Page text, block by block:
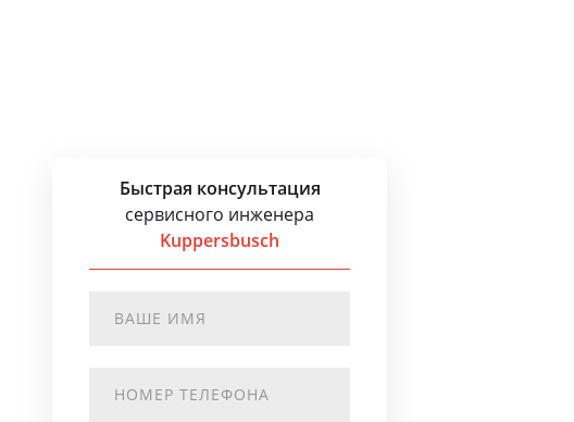
Быстрая консультация
сервисного инженера
Kuppersbusch